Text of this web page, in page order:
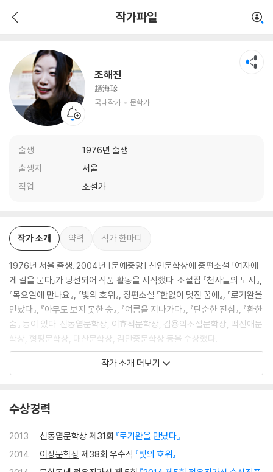
작가파일
조해진
趙海珍
국내작가
문학가
출생
1976년 출생
출생지
서울
직업
소설가
작가 소개 약력 작가 한마디
1976년 서울 출생. 2004년 [문예중앙] 신인문학상에 중편소설 「여자에
게 길을 묻다」가 당선되어 작품 활동을 시작했다. 소설집 『천사들의 도시』,
『목요일에 만나요』, 『빛의 호위』, 장편소설 『한없이 멋진 꿈에』, 『로기완을
만났다』, 『아무도 보지 못한 숲』, 『여름을 지나가다』, 『단순한 진심』, 『환한
숨』 등이 있다. 신동엽문학상, 이효석문학상, 김용익소설문학상, 백신애문
학상, 형평문학상, 대산문학상, 김만중문학상 등을 수상했다.
영화를 장면으로 기억하는 내게는 인생 영화가 딱 한 편 있지 않고, 대신 끊
잔하게 일렁이는 차이밍량 감독의 [애정만세] 엔딩 신과 언제라도 나를 웃
다.
작가 소개 더보기
수상경력
2013 신동엽문학상 제31회 『로기완을 만났다』
2014
이상문학상 제38회 우수작 『빛의 호위』